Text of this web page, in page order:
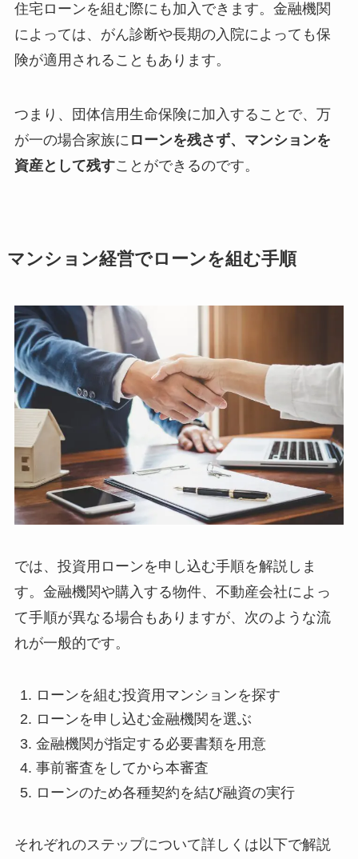
住宅ローンを組む際にも加入できます。金融機関
によっては、がん診断や長期の入院によっても保
険が適用されることもあります。
つまり、団体信用生命保険に加入することで、万
が一の場合家族に ローンを残さず、マンションを
資産として残すことができるのです。
マンション経営でローンを組む手順
では、投資用ローンを申し込む手順を解説しま
す。金融機関や購入する物件、不動産会社によっ
て手順が異なる場合もありますが、次のような流
れが一般的です。
ローンを組む投資用マンションを探す
ローンを申し込む金融機関を選ぶ
金融機関が指定する必要書類を用意
事前審査をしてから本審査
ローンのため各種契約を結び融資の実行
それぞれのステップについて詳しくは以下で解説